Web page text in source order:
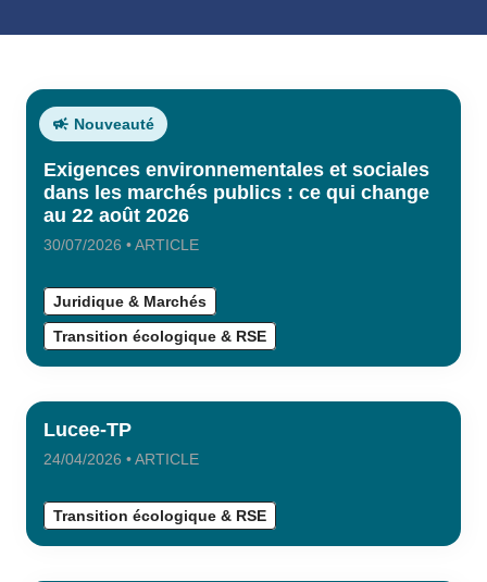
Nouveauté
Exigences environnementales et sociales
dans les marchés publics : ce qui change
au 22 août 2026
30/07/2026 • ARTICLE
Juridique & Marchés
Transition écologique & RSE
Lucee-TP
24/04/2026 • ARTICLE
Transition écologique & RSE